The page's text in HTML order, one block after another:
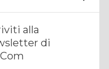
alla
di